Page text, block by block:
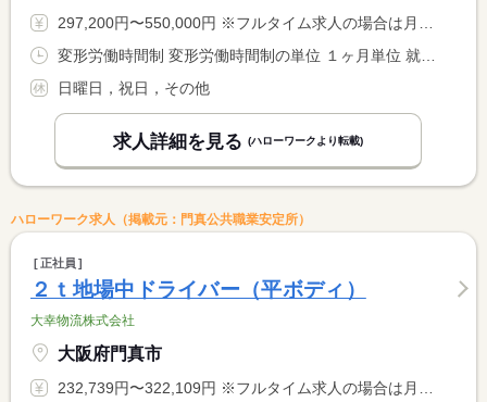
297,200円〜550,000円 ※フルタイム求人の場合は月額（換算額）、パート求人の場合は時間額を表示しています。
変形労働時間制 変形労働時間制の単位 １ヶ月単位 就業時間１ 9時00分〜17時15分 就業時間に関する特記事項 配送パターンにより勤務時間が異なります <BR> 休みたい時に休めます
日曜日，祝日，その他
求人詳細を見る (ハローワークより転載)
ハローワーク求人（掲載元：門真公共職業安定所）
正社員
２ｔ地場中ドライバー（平ボディ）
大幸物流株式会社
大阪府門真市
232,739円〜322,109円 ※フルタイム求人の場合は月額（換算額）、パート求人の場合は時間額を表示しています。